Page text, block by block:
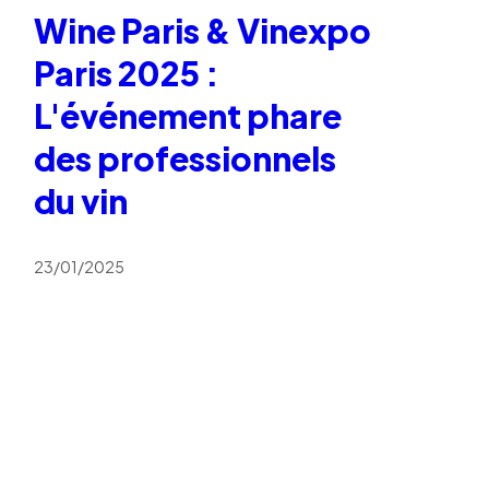
Wine Paris & Vinexpo
Paris 2025 :
L'événement phare
des professionnels
du vin
23/01/2025